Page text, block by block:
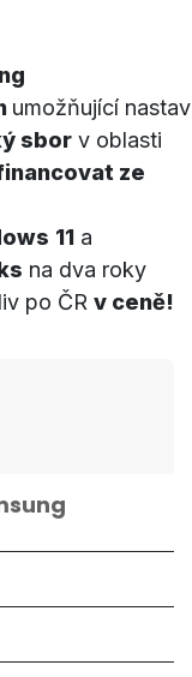
umožňující
sbor v oblasti
ze
11 a
na dva roky
po ČR v ceně!